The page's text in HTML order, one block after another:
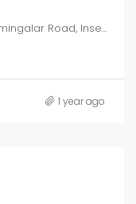
Thirimingalar(Japan) Road, 10/A, Thirimingalar Road, Insein, Insein District, Yangon City, Yangon, 11111, Myanmar
1 year ago